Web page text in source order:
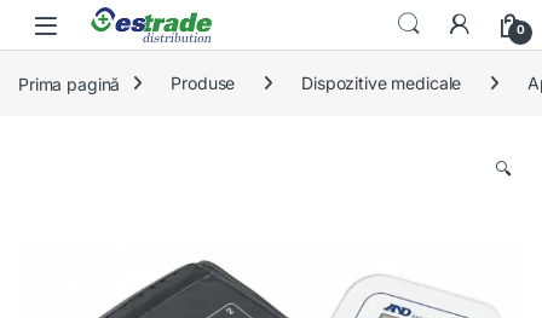
Skip to navigation
Skip to content
0
Prima pagină Produse Dispozitive medicale
🔍